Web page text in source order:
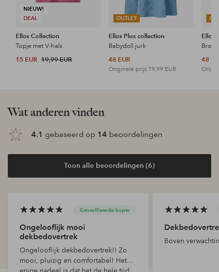
NIEUW!
DEAL
Ellos Collection
Topje met V-hals
15 EUR 19,99 EUR
OUTLET
Ellos Plus collection
Babydoll jurk
48 EUR
Originele prijs 79,99 EUR
Ellos
48
Wat anderen vinden
4.1 gebaseerd op 14 beoordelingen
Toon alle beoordelingen (6)
Geverifieerde koper
Ongelooflijk mooi
dekbedovertrek
Ongelooflijk dekbedovertrek!! Zo
mooi, pluizig en comfortabel! Het
Boven